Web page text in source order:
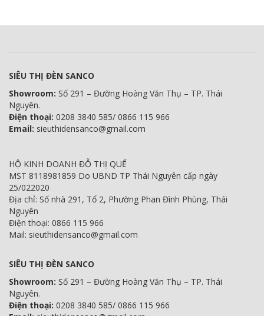
SIÊU THỊ ĐÈN SANCO
Showroom: Số 291 – Đường Hoàng Văn Thụ – TP. Thái
Nguyên.
Điện thoại: 0208 3840 585/ 0866 115 966
Email: sieuthidensanco@gmail.com
HỘ KINH DOANH ĐỖ THỊ QUẾ
MST 8118981859 Do UBND TP Thái Nguyên cấp ngày
25/022020
Địa chỉ: Số nhà 291, Tổ 2, Phường Phan Đình Phùng, Thái
Nguyên
Điện thoại: 0866 115 966
Mail: sieuthidensanco@gmail.com
SIÊU THỊ ĐÈN SANCO
Showroom: Số 291 – Đường Hoàng Văn Thụ – TP. Thái
Nguyên.
Điện thoại: 0208 3840 585/ 0866 115 966